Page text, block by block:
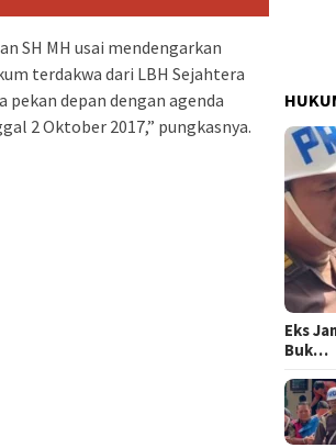
SH MH usai mendengarkan
terdakwa dari LBH Sejahtera
depan dengan agenda
2 Oktober 2017,” pungkasnya.
Eks
Buk…